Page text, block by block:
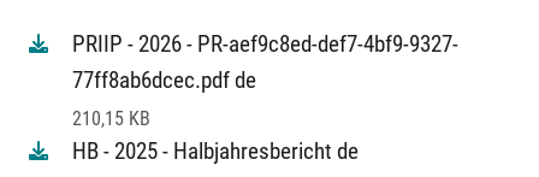
PRIIP - 2026 - PR-aef9c8ed-def7-4bf9-9327-
77ff8ab6dcec.pdf de
210,15 KB
HB - 2025 - Halbjahresbericht de